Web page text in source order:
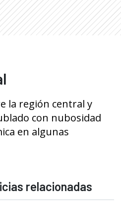
la región central y
con nubosidad
en algunas
relacionadas